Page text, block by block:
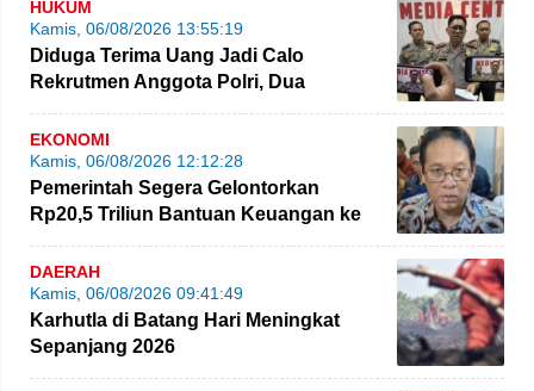
HUKUM
Kamis, 06/08/2026 13:55:19
Diduga Terima Uang Jadi Calo
Rekrutmen Anggota Polri, Dua
Personel Polda Jambi Diproses
EKONOMI
Kamis, 06/08/2026 12:12:28
Pemerintah Segera Gelontorkan
Rp20,5 Triliun Bantuan Keuangan ke
Daerah
DAERAH
Kamis, 06/08/2026 09:41:49
Karhutla di Batang Hari Meningkat
Sepanjang 2026